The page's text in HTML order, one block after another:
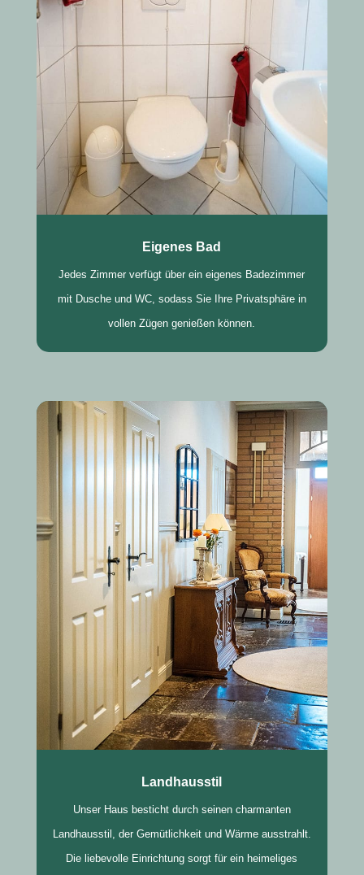
Eigenes Bad
Jedes Zimmer verfügt über ein eigenes Badezimmer
mit Dusche und WC, sodass Sie Ihre Privatsphäre in
vollen Zügen genießen können.
Landhausstil
Unser Haus besticht durch seinen charmanten
Landhausstil, der Gemütlichkeit und Wärme ausstrahlt.
Die liebevolle Einrichtung sorgt für ein heimeliges